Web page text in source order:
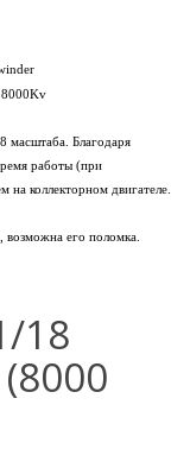
8000Kv
масштаба. Благодаря
работы (при
на коллекторном двигателе.
возможна его поломка.
18